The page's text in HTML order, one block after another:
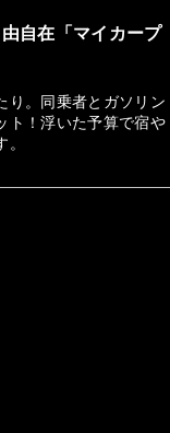
自在「マイカープ
り。同乗者とガソリン
ト！浮いた予算で宿や